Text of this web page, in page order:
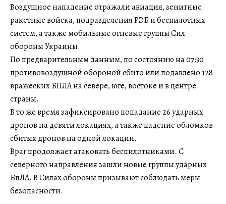
Воздушное нападение отражали авиация, зенитные
ракетные войска, подразделения РЭБ и беспилотных
систем, а также мобильные огневые группы Сил
обороны Украины.
По предварительным данным, по состоянию на 07:30
противовоздушной обороной сбито или подавлено 128
вражеских БПЛА на севере, юге, востоке и в центре
страны.
В то же время зафиксировано попадание 26 ударных
дронов на девяти локациях, а также падение обломков
сбитых дронов на одной локации.
Враг продолжает атаковать беспилотниками. С
северного направления зашли новые группы ударных
БпЛА. В Силах обороны призывают соблюдать меры
безопасности.